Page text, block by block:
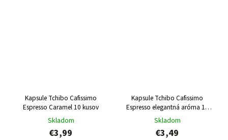
Kapsule Tchibo Cafissimo
Espresso Caramel 10 kusov
Skladom
€3,99
Kapsule Tchibo Cafissimo
Espresso elegantná aróma 10
kusov
Skladom
€3,49